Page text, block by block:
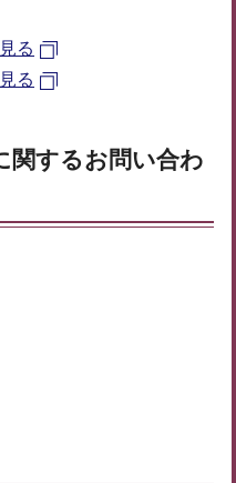
る
る
関するお問い合わ